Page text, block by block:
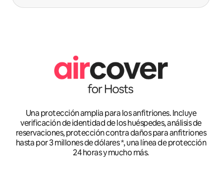
Una protección amplia para los anfitriones. Incluye
verificación de identidad de los huéspedes, análisis de
reservaciones, protección contra daños para anfitriones
hasta por 3 millones de dólares *, una línea de protección
24 horas y mucho más.